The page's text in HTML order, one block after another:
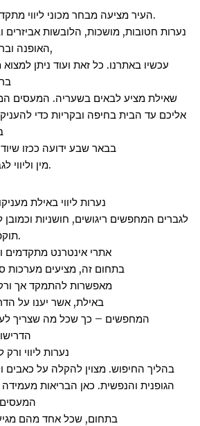
העיר מציעה מבחר מכוני ליווי מתקדמים וברמה גבוהה.
נערות חטובות, מושכות, הלובשות אביזרים
האופנה וברמה הגבוהה ביותר,
עכשיו באתרנו. כל זאת ועוד ניתן
שאילת מציע לבאים בשעריה. המעסים
אליכם עד הבית בחיפה ובקריות כדי
בבאר שבע ידועה ככזו
מין וליווי לגברים בכל הגילאים.
נערות ליווי באילת
לגברים המחפשים ריגושים, חושניות
תוקפת השהייה באילת.
אתרי אינטרנט מתקדמים
בתחום זה, מציעים מערכות
מאפשרות להתמקד אך ורק
באילת, אשר יענו על
המחפשים – כך שכל מה שצריך
נערות ליווי
בהליך החיפוש. מצוין להקלה על כאבים
הגופנית והנפשית. כאן הבריאות
בתחום, שכל אחד מהם